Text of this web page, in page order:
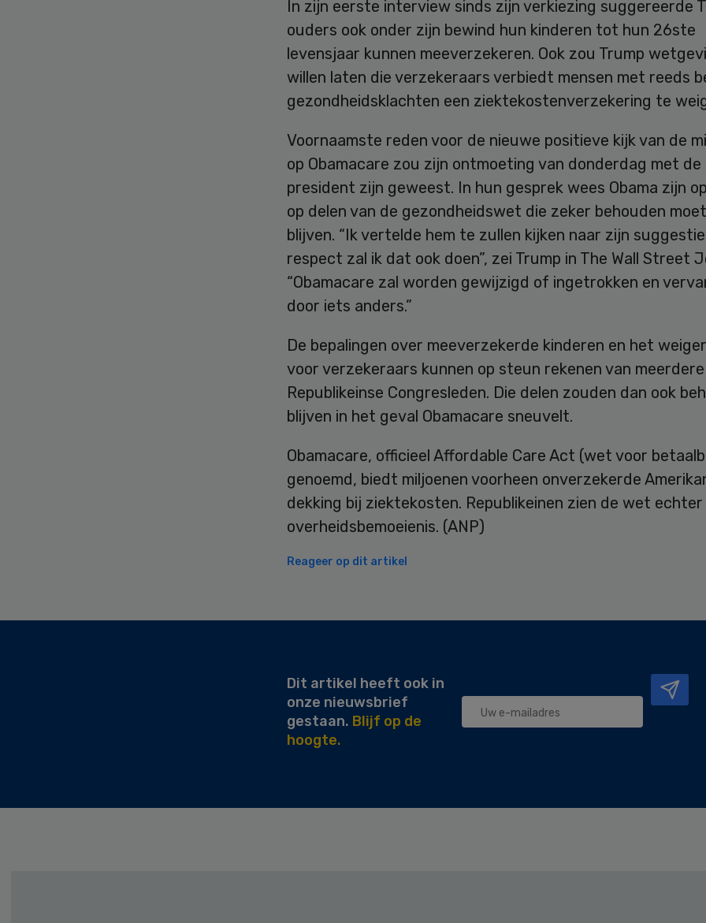
In zijn eerste interview sinds zijn verkiezing suggereerde
ouders ook onder zijn bewind hun kinderen tot hun 26ste
levensjaar kunnen meeverzekeren. Ook zou Trump
willen laten die verzekeraars verbiedt mensen met reeds
gezondheidsklachten een ziektekostenverzekering te
Voornaamste reden voor de nieuwe positieve kijk van de
op Obamacare zou zijn ontmoeting van donderdag met de
president zijn geweest. In hun gesprek wees Obama zijn
op delen van de gezondheidswet die zeker behouden
blijven. “Ik vertelde hem te zullen kijken naar zijn
respect zal ik dat ook doen”, zei Trump in The Wall Street
“Obamacare zal worden gewijzigd of ingetrokken en
door iets anders.”
De bepalingen over meeverzekerde kinderen en het
voor verzekeraars kunnen op steun rekenen van meerdere
Republikeinse Congresleden. Die delen zouden dan ook
blijven in het geval Obamacare sneuvelt.
Obamacare, officieel Affordable Care Act (wet voor
genoemd, biedt miljoenen voorheen onverzekerde
dekking bij ziektekosten. Republikeinen zien de wet echter
overheidsbemoeienis. (ANP)
Reageer op dit artikel
Dit artikel heeft ook in
onze nieuwsbrief
gestaan. Blijf op de
hoogte.